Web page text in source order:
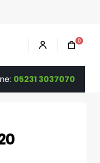
0
05231 3037070